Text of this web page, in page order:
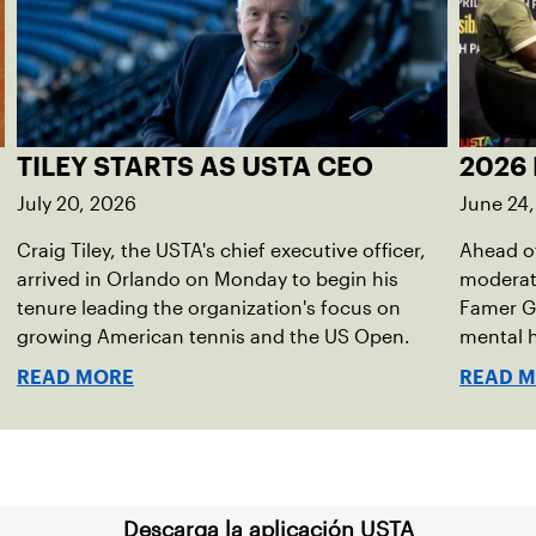
TILEY STARTS AS USTA CEO
July 20, 2026
Craig Tiley, the USTA's chief executive officer,
arrived in Orlando on Monday to begin his
tenure leading the organization's focus on
growing American tennis and the US Open.
READ MORE
2026
June
Ahead
Famer
mental
debut
READ
Descarga la aplicación USTA